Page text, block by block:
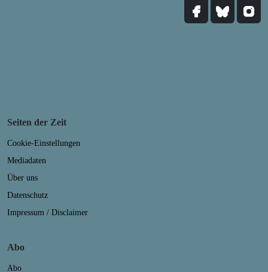
Seiten der Zeit
Cookie-Einstellungen
Mediadaten
Über uns
Datenschutz
Impressum / Disclaimer
Abo
Abo